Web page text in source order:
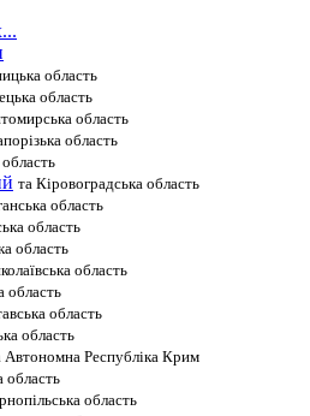
область
область
область
область
та Кіровоградська область
область
область
область
область
область
область
область
Автономна Республіка Крим
область
область